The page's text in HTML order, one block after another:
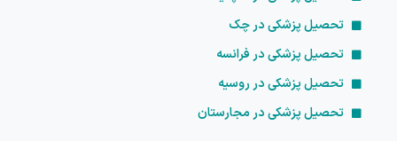
تحصیل پزشکی در چک
تحصیل پزشکی در فرانسه
تحصیل پزشکی در روسیه
تحصیل پزشکی در مجارستان